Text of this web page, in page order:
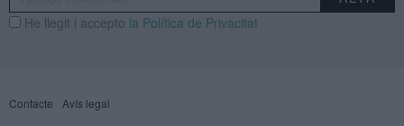
He llegit i accepto la Política de Privacitat
Contacte Avís legal